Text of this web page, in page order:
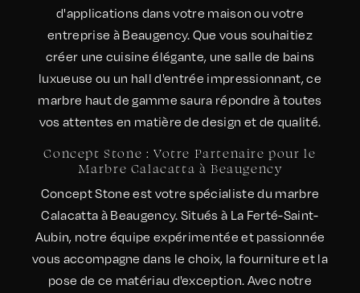
d'applications dans votre maison ou votre
entreprise à Beaugency. Que vous souhaitiez
créer une cuisine élégante, une salle de bains
luxueuse ou un hall d'entrée impressionnant, ce
marbre haut de gamme saura répondre à toutes
vos attentes en matière de design et de qualité.
Concept Stone : Votre Partenaire pour le
Marbre Calacatta à Beaugency
Concept Stone est votre spécialiste du marbre
Calacatta à Beaugency. Situés à La Ferté-Saint-
Aubin, notre équipe expérimentée et passionnée
vous accompagne dans le choix, la fourniture et la
pose de ce matériau d'exception. Avec notre